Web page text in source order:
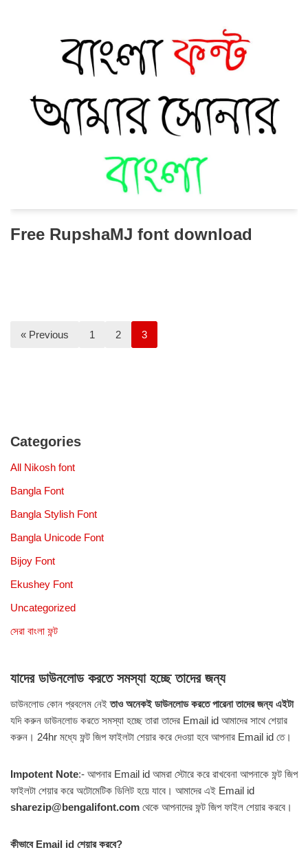
Free RupshaMJ font download
« Previous 1 2 3
Categories
All Nikosh font
Bangla Font
Bangla Stylish Font
Bangla Unicode Font
Bijoy Font
Ekushey Font
Uncategorized
সেরা বাংলা ফন্ট
যাদের ডাউনলোড করতে সমস্যা হচ্ছে তাদের জন্য
ডাউনলোড কোন প্রবলেম নেইতাও অনেকই ডাউনলোড করতে পারেনা তাদের জন্য এইটা
যদি করুন ডাউনলোড করতে সমস্যা হচ্ছে তারা তাদের Email id আমাদের সাথে শেয়ার
করুন। 24hr মধ্যে ফন্ট জিপ ফাইলটা শেয়ার করে দেওয়া হবে আপনার Email id তে।
Impotent Note:- আপনার Email id আমরা স্টোরে করে রাখবেনা আপনাকে ফন্ট জিপ
ফাইলটা শেয়ার করে অটোমেটিক ডিলিট হয়ে যাবে। আমাদের এই Email id
sharezip@bengalifont.com থেকে আপনাদের ফন্ট জিপ ফাইল শেয়ার করবে।
কীভাবে Email id শেয়ার করবে?